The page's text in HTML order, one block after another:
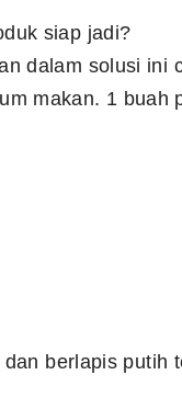
siap jadi?
dalam solusi ini
makan. 1 buah
berlapis putih